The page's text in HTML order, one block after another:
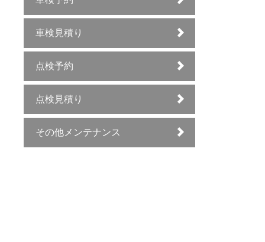
車検見積り
点検予約
点検見積り
その他メンテナンス